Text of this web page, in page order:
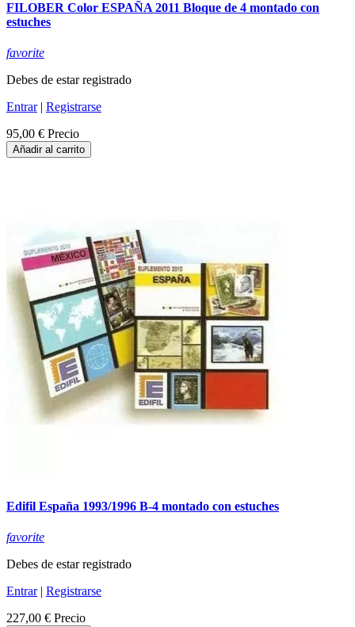
FILOBER Color ESPAÑA 2011 Bloque de 4 montado con
estuches
favorite
Debes de estar registrado
Entrar| Registrarse
95,00 € Precio
Añadir al carrito
Edifil España 1993/1996 B-4 montado con estuches
favorite
Debes de estar registrado
Entrar| Registrarse
227,00 € Precio